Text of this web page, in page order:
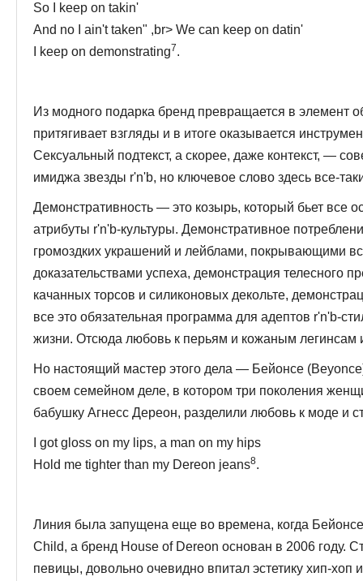
So I keep on takin'
And no I ain't taken" ,br> We can keep on datin'
I keep on demonstrating7.
Из модного подарка бренд превращается в элемент
притягивает взгляды и в итоге оказывается
Сексуальный подтекст, а скорее, даже контекст, —
имиджа звезды r'n'b, но ключевое слово здесь все-
Демонстративность — это козырь, который бьет все
атрибуты r'n'b-культуры. Демонстративное
громоздких украшений и лей­блами, покрывающими
доказательствами успеха, демонстрация телесного
качанных торсов и силиконовых декольте,
все это обязательная программа для адептов r'n'b-
жизни. Отсюда любовь к перьям и кожаным легинсам
Но настоящий мастер этого дела — Бейонсе
своем семейном деле, в котором три поколения
бабушку Агнесс Дереон, раз­делили любовь к моде и
I got gloss on my lips, a man on my hips
Hold me tighter than my Dereon jeans8.
Линия была запущена еще во времена, когда
Child, а бренд House of Dereon основан в 2006 году.
певицы, довольно очевидно впи­тал эстетику хип-хоп